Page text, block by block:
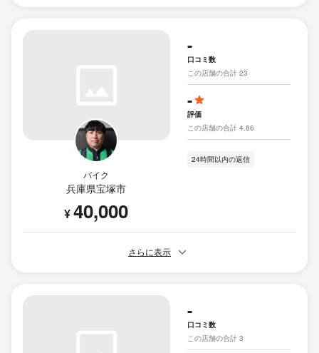
バイク
兵庫県宝塚市
¥40,000
-
口コミ数
この店舗の合計 23
-
評価
この店舗の合計 4.86
24時間以内の返信
さらに表示
-
口コミ数
この店舗の合計 3